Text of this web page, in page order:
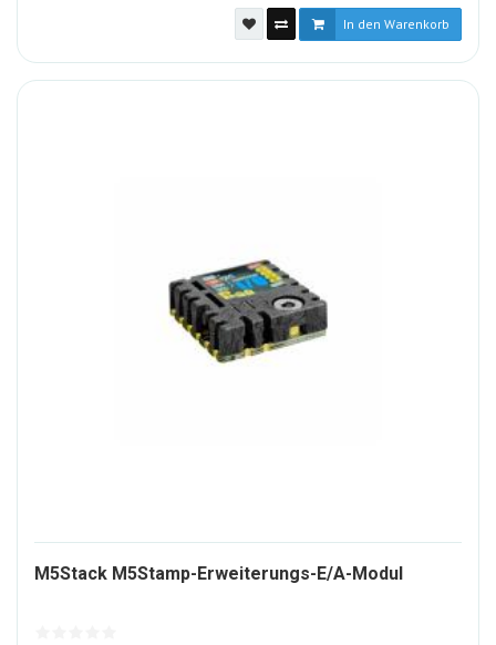
In den Warenkorb
M5Stack M5Stamp-Erweiterungs-E/A-Modul